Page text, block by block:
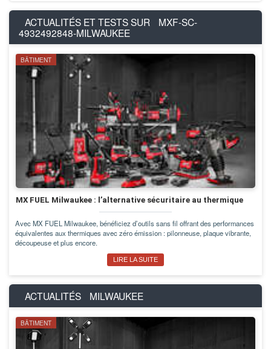
ACTUALITÉS ET TESTS SUR
MXF-SC-
4932492848-MILWAUKEE
BÂTIMENT
MX FUEL Milwaukee : l’alternative sécuritaire au thermique
Avec MX FUEL Milwaukee, bénéficiez d’outils sans fil offrant des performances
équivalentes aux thermiques avec zéro émission : pilonneuse, plaque vibrante,
découpeuse et plus encore.
LIRE LA SUITE
ACTUALITÉS MILWAUKEE
BÂTIMENT